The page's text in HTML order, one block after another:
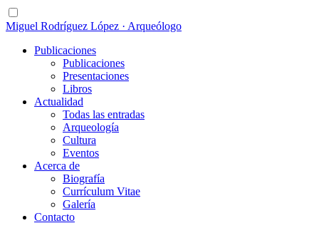
Miguel Rodríguez López · Arqueólogo
Publicaciones
Publicaciones
Presentaciones
Libros
Actualidad
Todas las entradas
Arqueología
Cultura
Eventos
Acerca de
Biografía
Currículum Vitae
Galería
Contacto